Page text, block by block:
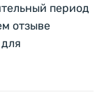
период
отзыве